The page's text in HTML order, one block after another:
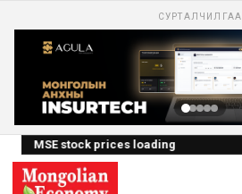
СУРТАЛЧИЛГАА
MSE stock prices loading